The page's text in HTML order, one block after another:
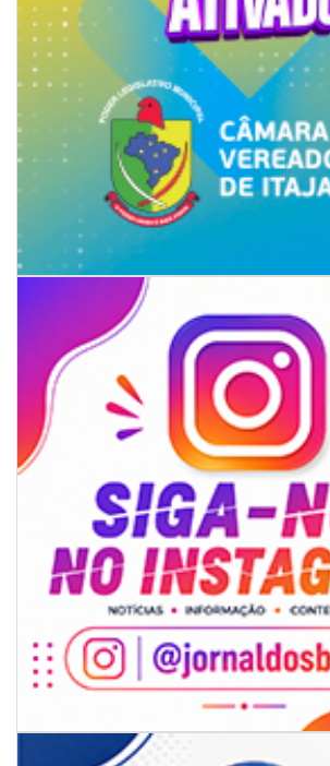
06/08/2026 | 18:18
Programa de IST/Aids e Hepatites Virais faz
ao CIS
06/08/2026 | 18:28
Ciclone-bomba se forma sobre o oceano, mas
impactos provocados pela frente fria e pelo